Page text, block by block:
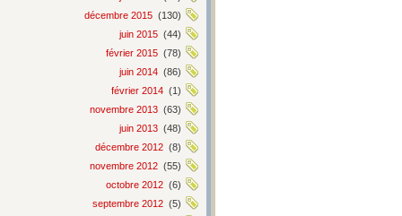
décembre 2015 (130)
juin 2015 (44)
février 2015 (78)
juin 2014 (86)
février 2014 (1)
novembre 2013 (63)
juin 2013 (48)
décembre 2012 (8)
novembre 2012 (55)
octobre 2012 (6)
septembre 2012 (5)